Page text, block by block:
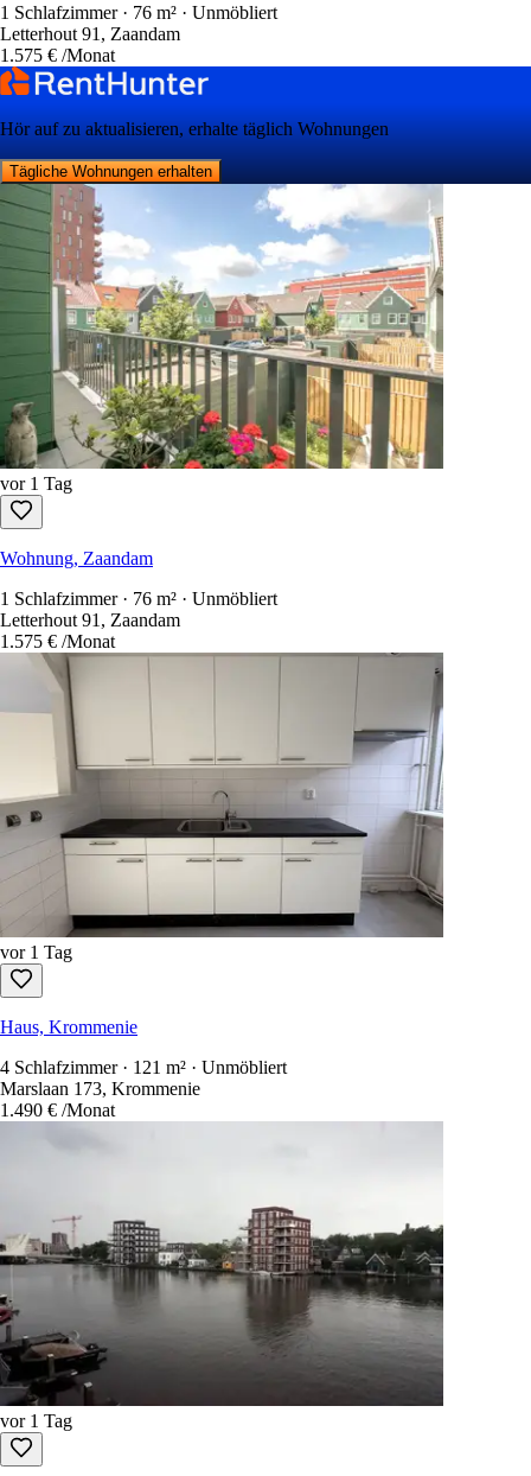
1 Schlafzimmer · 76 m² · Unmöbliert
Letterhout 91, Zaandam
1.575 € /Monat
Hör auf zu aktualisieren, erhalte täglich Wohnungen
Tägliche Wohnungen erhalten
vor 1 Tag
Wohnung, Zaandam
1 Schlafzimmer · 76 m² · Unmöbliert
Letterhout 91, Zaandam
1.575 € /Monat
vor 1 Tag
Haus, Krommenie
4 Schlafzimmer · 121 m² · Unmöbliert
Marslaan 173, Krommenie
1.490 € /Monat
vor 1 Tag